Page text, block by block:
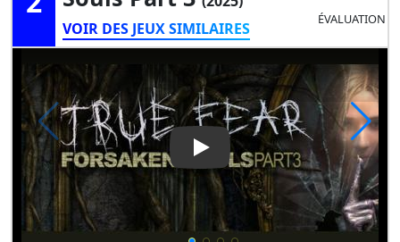
VOIR DES JEUX SIMILAIRES
ÉVALUATION
Play Video: True Fear: